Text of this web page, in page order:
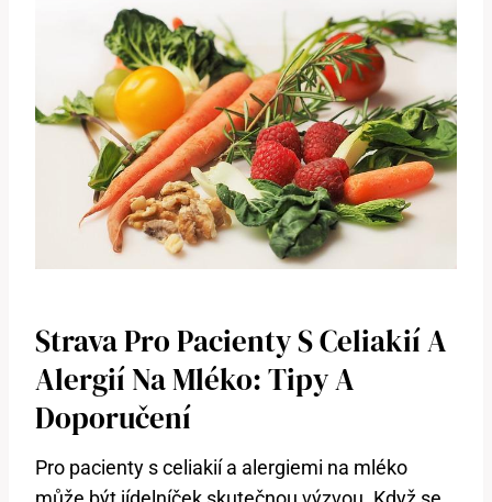
Strava Pro Pacienty S Celiakií A
Alergií Na Mléko: Tipy A
Doporučení
Pro pacienty s celiakií a alergiemi na mléko